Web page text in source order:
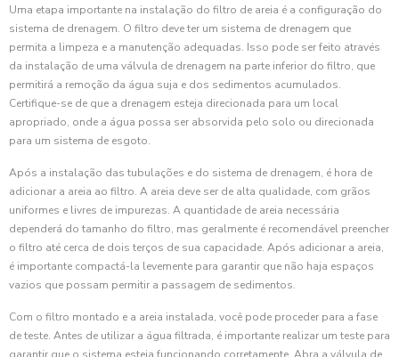
Uma etapa importante na instalação do filtro de areia é a configuração do
sistema de drenagem. O filtro deve ter um sistema de drenagem que
permita a limpeza e a manutenção adequadas. Isso pode ser feito através
da instalação de uma válvula de drenagem na parte inferior do filtro, que
permitirá a remoção da água suja e dos sedimentos acumulados.
Certifique-se de que a drenagem esteja direcionada para um local
apropriado, onde a água possa ser absorvida pelo solo ou direcionada
para um sistema de esgoto.
Após a instalação das tubulações e do sistema de drenagem, é hora de
adicionar a areia ao filtro. A areia deve ser de alta qualidade, com grãos
uniformes e livres de impurezas. A quantidade de areia necessária
dependerá do tamanho do filtro, mas geralmente é recomendável preencher
o filtro até cerca de dois terços de sua capacidade. Após adicionar a areia,
é importante compactá-la levemente para garantir que não haja espaços
vazios que possam permitir a passagem de sedimentos.
Com o filtro montado e a areia instalada, você pode proceder para a fase
de teste. Antes de utilizar a água filtrada, é importante realizar um teste para